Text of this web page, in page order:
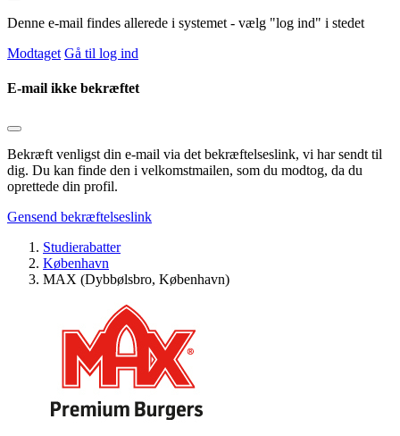
Denne e-mail findes allerede i systemet - vælg "log ind" i stedet
Modtaget Gå til log ind
E-mail ikke bekræftet
Bekræft venligst din e-mail via det bekræftelseslink, vi har sendt til
dig. Du kan finde den i velkomstmailen, som du modtog, da du
oprettede din profil.
Gensend bekræftelseslink
Studierabatter
København
MAX (Dybbølsbro, København)